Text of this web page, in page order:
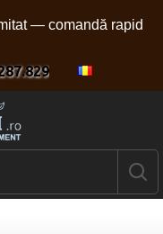
— comandă rapid